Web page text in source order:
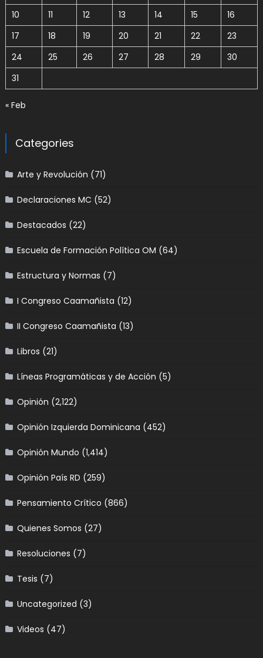
10
11 12 13 14 15
16
17
18 19 20 21 22
23
24
25 26 27 28 29
30
31
« Feb
Categories
Arte y Revolución (71)
Declaraciones MC (52)
Destacados (22)
Escuela de Formación Política OM (64)
Estructura y Normas (7)
I Congreso Caamañista (12)
II Congreso Caamañista (13)
Libros (21)
Líneas Programáticas y de Acción (5)
Opinión (2,122)
Opinión Izquierda Dominicana (452)
Opinión Mundo (1,414)
Opinión País RD (259)
Pensamiento Crítico (866)
Quienes Somos (27)
Resoluciones (7)
Tesis (7)
Uncategorized (3)
Videos (47)